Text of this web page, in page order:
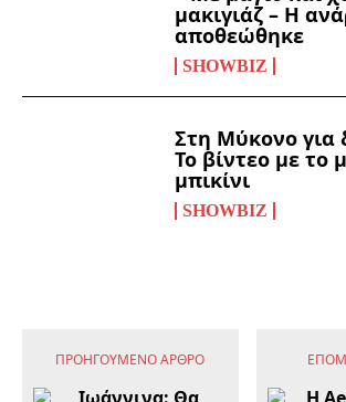
μακιγιάζ – Η
αποθεώθηκε
SHOWBIZ
Στη Μύκονο για
Το βίντεο με το
μπικίνι
SHOWBIZ
ΠΡΟΗΓΟΎΜΕΝΟ ΆΡΘΡΟ